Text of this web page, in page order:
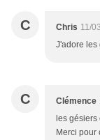
C Chris 11/
J'adore les
C Clémence
les
Merci pour